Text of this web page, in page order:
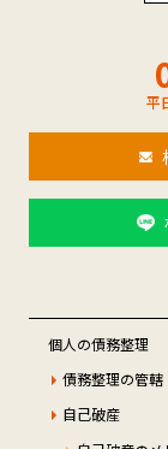
平
個人の債務整理
債務整理の管轄
自己破産